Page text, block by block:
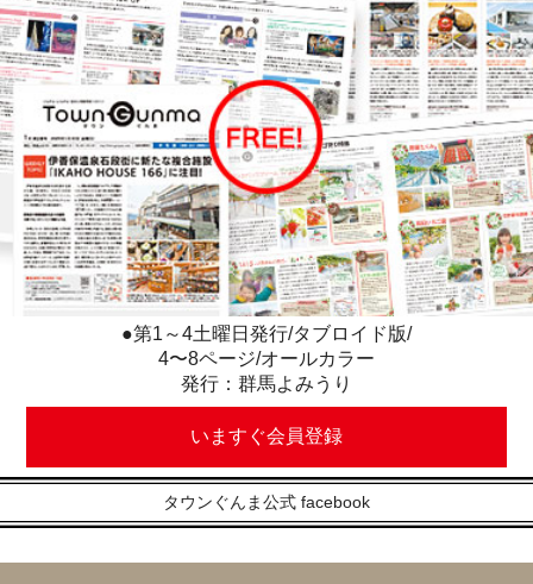
●第1～4土曜日発行/タブロイド版/
4〜8ページ/オールカラー
発行：群馬よみうり
いますぐ会員登録
タウンぐんま公式 facebook